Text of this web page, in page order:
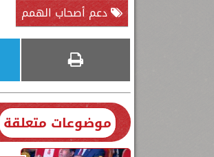
دعم أصحاب الهمم
موضوعات متعلقة